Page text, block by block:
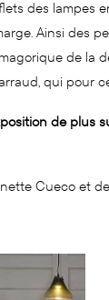
des lampes
Ainsi des
de la
qui pour
de plus
Cueco et